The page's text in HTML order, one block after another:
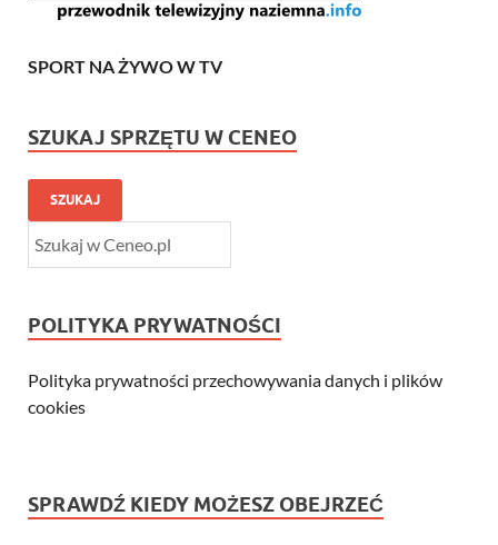
SPORT NA ŻYWO W TV
SZUKAJ SPRZĘTU W CENEO
SZUKAJ
POLITYKA PRYWATNOŚCI
Polityka prywatności przechowywania danych i plików
cookies
SPRAWDŹ KIEDY MOŻESZ OBEJRZEĆ